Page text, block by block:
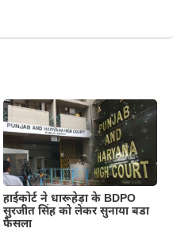
हाईकोर्ट ने धारूहेड़ा के BDPO
सुरजीत सिंह को लेकर सुनाया बडा
फैसला